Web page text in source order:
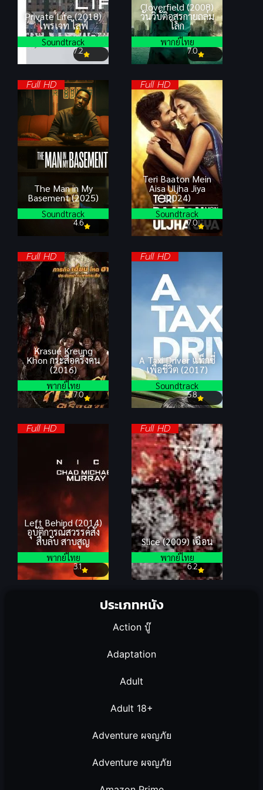
ประเภทหนัง
Action บู๊
Adaptation
Adult
Adult 18+
Adventure ผจญภัย
Adventure ผจญภัย
Private Life (2018)
ไพรเวท ไลฟ์
7.2
Soundtrack
Cloverfield (2008)
วันวิบัติอสูรกายถล่ม
โลก
7.0
พากย์ไทย
Full HD
The Man in My
Basement (2025)
4.6
Soundtrack
Full HD
Teri Baaton Mein
Aisa Uljha Jiya
(2024)
7.0
Soundtrack
Full HD
Krasue Kreung
Khon กระสือครึ่งคน
(2016)
7.0
พากย์ไทย
Full HD
A Taxi Driver แท็กซี่
เพื่อชีวิต (2017)
5.8
Soundtrack
Full HD
Left Behind (2014)
อุบัติการณ์สวรรค์สั่ง
สืบลับ สาบสูญ
3.1
พากย์ไทย
Full HD
Slice (2009) เฉือน
6.2
พากย์ไทย